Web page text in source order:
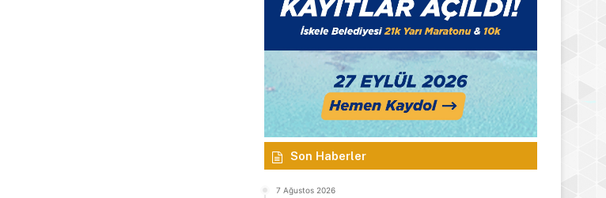
Son Haberler
7 Ağustos 2026